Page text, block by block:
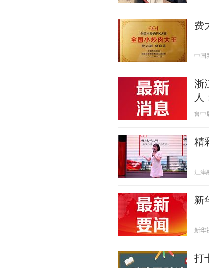
费
中国
浙
人
鲁中
精
江津
新
新华
打